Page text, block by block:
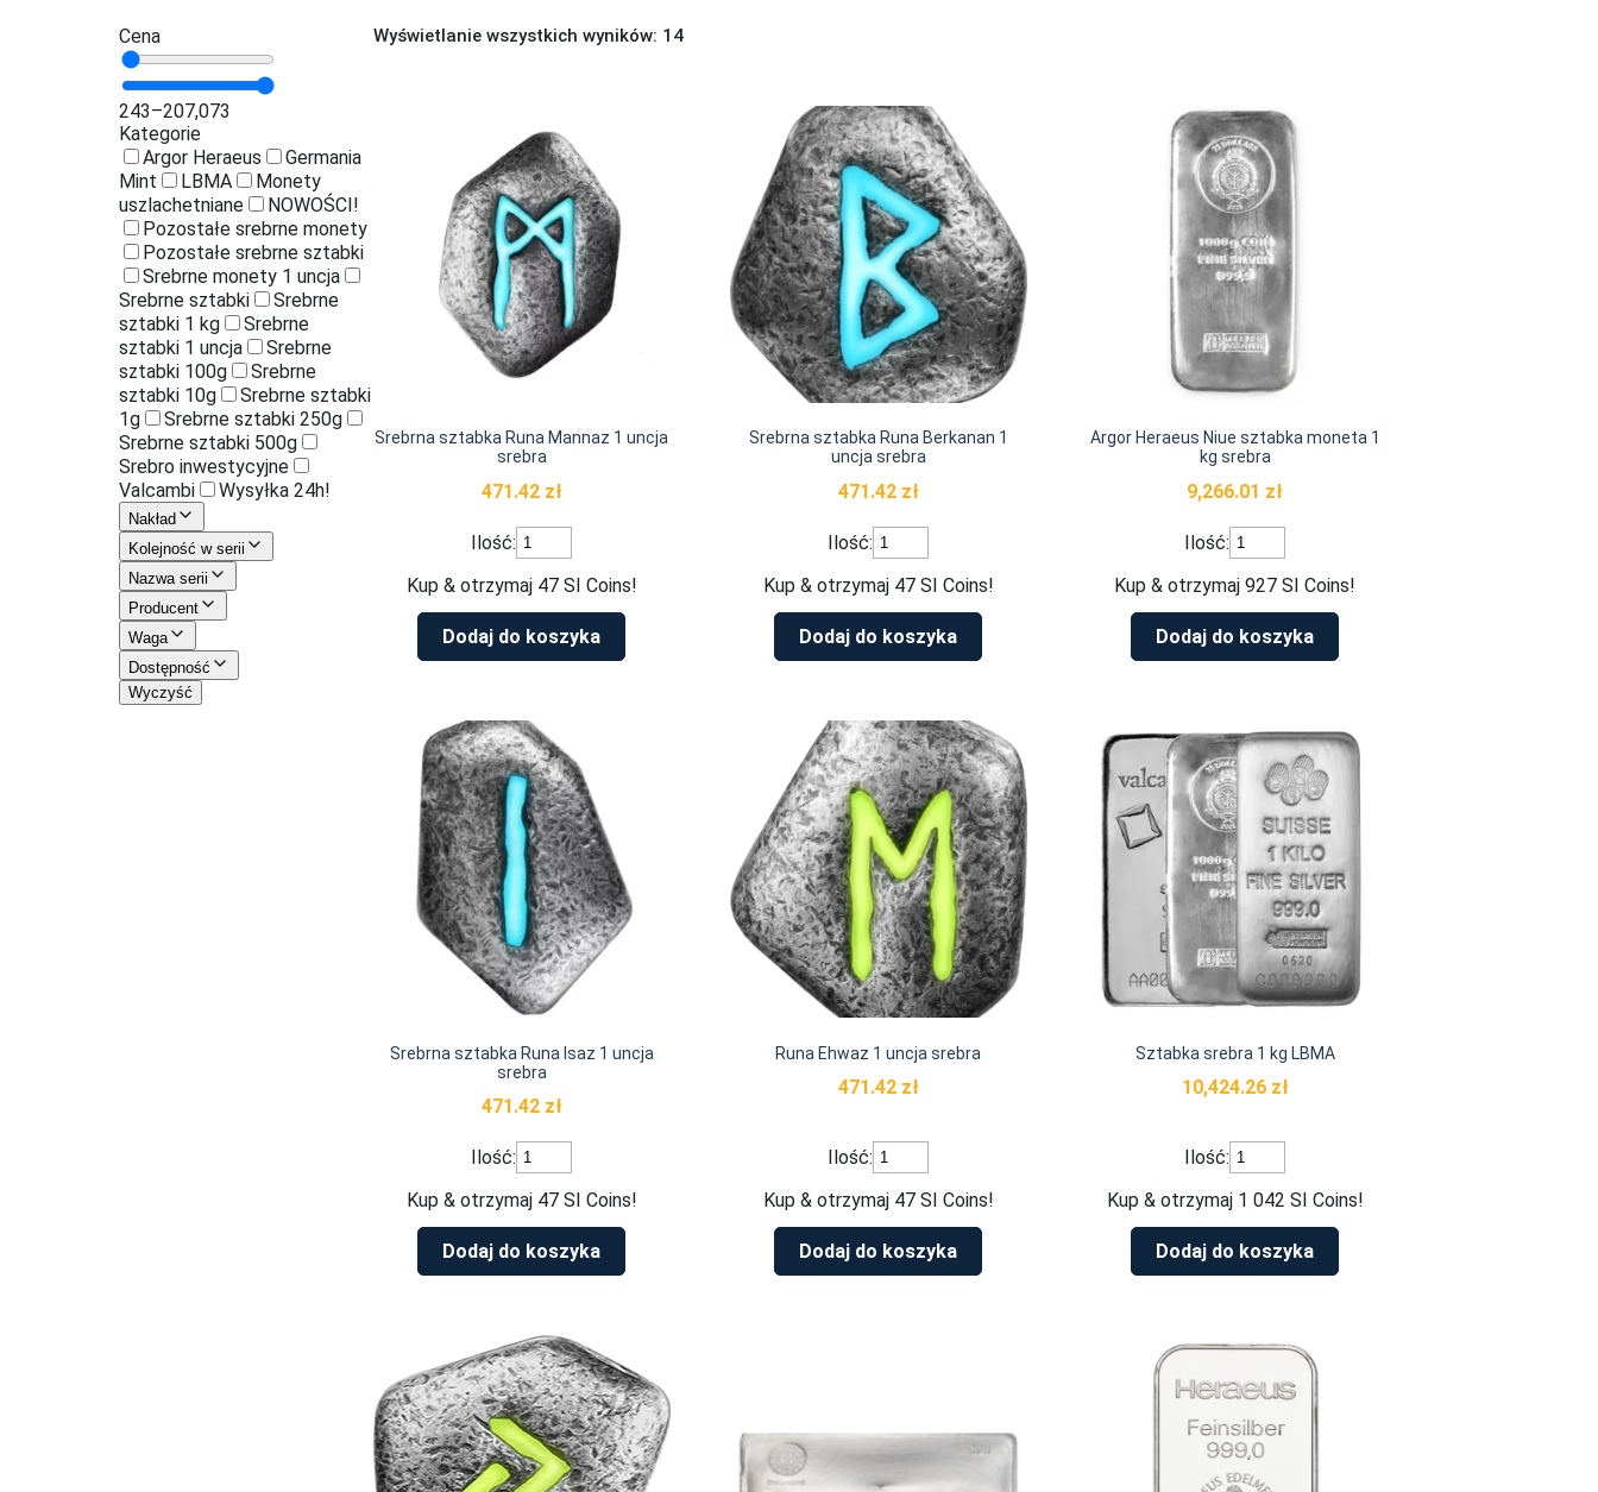
Cena
243–207,073
Kategorie
Argor Heraeus
Germania
Mint
LBMA
Monety
uszlachetniane
NOWOŚCI!
Pozostałe srebrne monety
Pozostałe srebrne sztabki
Srebrne monety 1 uncja
Srebrne sztabki
Srebrne
sztabki 1 kg
Srebrne
sztabki 1 uncja
Srebrne
sztabki 100g
Srebrne
sztabki 10g
Srebrne sztabki
1g
Srebrne sztabki 250g
Srebrne sztabki 500g
Srebro inwestycyjne
Valcambi
Wysyłka 24h!
Nakład
Kolejność w serii
Nazwa serii
Producent
Waga
Dostępność
Wyczyść
Wyświetlanie wszystkich wyników: 14
Srebrna sztabka Runa Mannaz 1 uncja
srebra
471.42 zł
Ilość: ilość
Srebrna
sztabka
Mannaz
1
Kup & otrzymaj 47 SI Coins!
Dodaj do koszyka
Srebrna sztabka Runa Berkanan 1
uncja srebra
471.42 zł
Ilość: ilość
Srebrna
sztabka
Berkanan
1
Kup & otrzymaj 47 SI Coins!
Dodaj do koszyka
Argor Heraeus Niue sztabka moneta 1
kg srebra
9,266.01 zł
Ilość: ilość
Argor
Heraeus
sztabka
moneta
Kup & otrzymaj 927 SI Coins!
Dodaj do koszyka
Srebrna sztabka Runa Isaz 1 uncja
srebra
471.42 zł
Ilość: ilość
Srebrna
sztabka
Isaz
1
Kup & otrzymaj 47 SI Coins!
Dodaj do koszyka
Runa Ehwaz 1 uncja srebra
471.42 zł
Ilość: ilość
Runa
Ehwaz
uncja
srebra
Kup & otrzymaj 47 SI Coins!
Dodaj do koszyka
Sztabka srebra 1 kg LBMA
10,424.26 zł
Ilość: ilość
Sztabka
srebra
kg
LBMA
Kup & otrzymaj 1 042 SI Coins!
Dodaj do koszyka